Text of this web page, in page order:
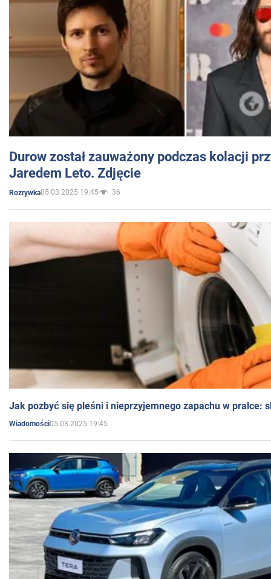
Durow został zauważony podczas kolacji
Jaredem Leto. Zdjęcie
Rozrywka05.03.2025 19:45 36
Jak pozbyć się pleśni i nieprzyjemnego zapachu w pralce:
Wiadomości05.03.2025 19:45